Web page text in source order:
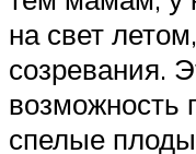
на свет
созревания.
возможность
спелые